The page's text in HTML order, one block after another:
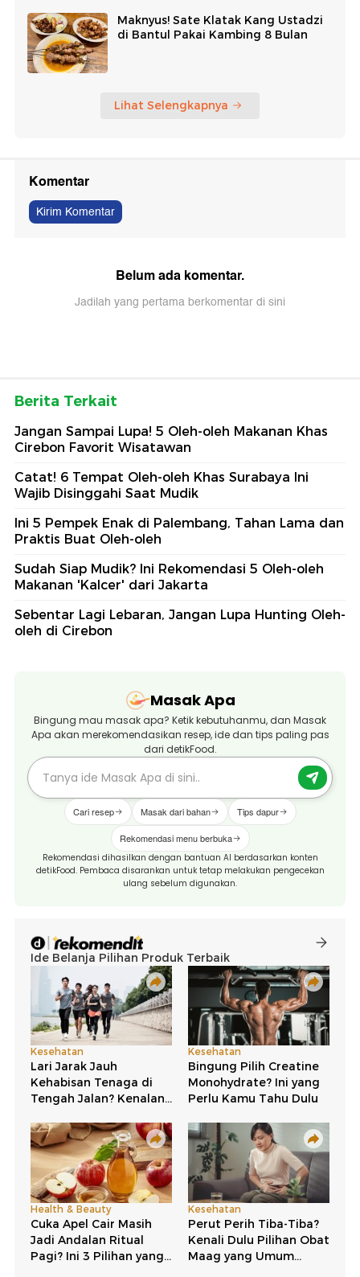
Maknyus! Sate Klatak Kang Ustadzi
di Bantul Pakai Kambing 8 Bulan
Lihat Selengkapnya
Komentar
Kirim Komentar
Belum ada komentar.
Jadilah yang pertama berkomentar di sini
Berita Terkait
Jangan Sampai Lupa! 5 Oleh-oleh Makanan Khas
Cirebon Favorit Wisatawan
Catat! 6 Tempat Oleh-oleh Khas Surabaya Ini
Wajib Disinggahi Saat Mudik
Ini 5 Pempek Enak di Palembang, Tahan Lama dan
Praktis Buat Oleh-oleh
Sudah Siap Mudik? Ini Rekomendasi 5 Oleh-oleh
Makanan 'Kalcer' dari Jakarta
Sebentar Lagi Lebaran, Jangan Lupa Hunting Oleh-
oleh di Cirebon
Masak Apa
Bingung mau masak apa? Ketik kebutuhanmu, dan Masak
Apa akan merekomendasikan resep, ide dan tips paling pas
dari detikFood.
Cari resep Masak dari bahan Tips dapur
Rekomendasi menu berbuka
Rekomendasi dihasilkan dengan bantuan AI berdasarkan konten
detikFood. Pembaca disarankan untuk tetap melakukan pengecekan
ulang sebelum digunakan.